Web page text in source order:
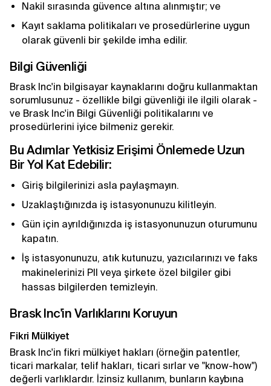
Nakil sırasında güvence altına alınmıştır; ve
Kayıt saklama politikaları ve prosedürlerine uygun
olarak güvenli bir şekilde imha edilir.
Bilgi Güvenliği
Brask Inc'in bilgisayar kaynaklarını doğru kullanmaktan
sorumlusunuz - özellikle bilgi güvenliği ile ilgili olarak -
ve Brask Inc'in Bilgi Güvenliği politikalarını ve
prosedürlerini iyice bilmeniz gerekir.
Bu Adımlar Yetkisiz Erişimi Önlemede Uzun
Bir Yol Kat Edebilir:
Giriş bilgilerinizi asla paylaşmayın.
Uzaklaştığınızda iş istasyonunuzu kilitleyin.
Gün için ayrıldığınızda iş istasyonunuzun oturumunu
kapatın.
İş istasyonunuzu, atık kutunuzu, yazıcılarınızı ve faks
makinelerinizi PII veya şirkete özel bilgiler gibi
hassas bilgilerden temizleyin.
Brask Inc'in Varlıklarını Koruyun
Fikri Mülkiyet
Brask Inc'in fikri mülkiyet hakları (örneğin patentler,
ticari markalar, telif hakları, ticari sırlar ve "know-how")
değerli varlıklardır. İzinsiz kullanım, bunların kaybına